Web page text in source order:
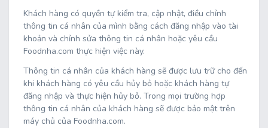
Khách hàng có quyền tự kiểm tra, cập nhật, điều chỉnh
thông tin cá nhân của mình bằng cách đăng nhập vào tài
khoản và chỉnh sửa thông tin cá nhân hoặc yêu cầu
Foodnha.com thực hiện việc này.
Thông tin cá nhân của khách hàng sẽ được lưu trữ cho đến
khi khách hàng có yêu cầu hủy bỏ hoặc khách hàng tự
đăng nhập và thực hiện hủy bỏ. Trong mọi trường hợp
thông tin cá nhân của khách hàng sẽ được bảo mật trên
máy chủ của Foodnha.com.